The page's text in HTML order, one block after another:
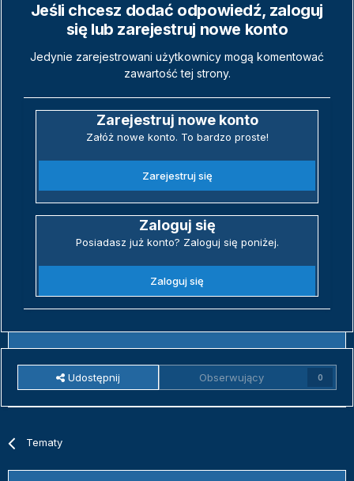
Jeśli chcesz dodać odpowiedź, zaloguj
się lub zarejestruj nowe konto
Jedynie zarejestrowani użytkownicy mogą komentować
zawartość tej strony.
Zarejestruj nowe konto
Załóż nowe konto. To bardzo proste!
Zarejestruj się
Zaloguj się
Posiadasz już konto? Zaloguj się poniżej.
Zaloguj się
Udostępnij Obserwujący 0
Tematy